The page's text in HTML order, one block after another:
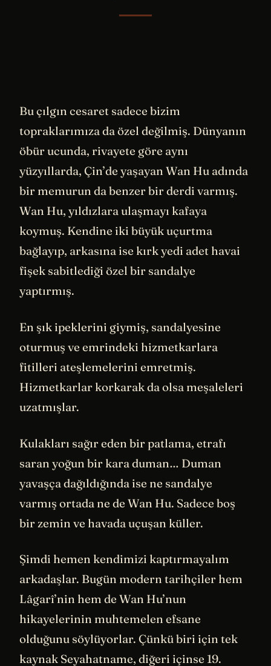
Bu çılgın cesaret sadece bizim
topraklarımıza da özel değilmiş. Dünyanın
öbür ucunda, rivayete göre aynı
yüzyıllarda, Çin’de yaşayan Wan Hu adında
bir memurun da benzer bir derdi varmış.
Wan Hu, yıldızlara ulaşmayı kafaya
koymuş. Kendine iki büyük uçurtma
bağlayıp, arkasına ise kırk yedi adet havai
fişek sabitlediği özel bir sandalye
yaptırmış.
En şık ipeklerini giymiş, sandalyesine
oturmuş ve emrindeki hizmetkarlara
fitilleri ateşlemelerini emretmiş.
Hizmetkarlar korkarak da olsa meşaleleri
uzatmışlar.
Kulakları sağır eden bir patlama, etrafı
saran yoğun bir kara duman… Duman
yavaşça dağıldığında ise ne sandalye
varmış ortada ne de Wan Hu. Sadece boş
bir zemin ve havada uçuşan küller.
Şimdi hemen kendimizi kaptırmayalım
arkadaşlar. Bugün modern tarihçiler hem
Lâgarî’nin hem de Wan Hu’nun
hikayelerinin muhtemelen efsane
olduğunu söylüyorlar. Çünkü biri için tek
kaynak Seyahatname, diğeri içinse 19.